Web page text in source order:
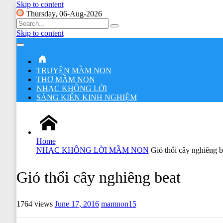
Skip to content
Thursday, 06-Aug-2026
Search
for:
Skip to content
Main
Navigation
TRUYỆN MẦM NON
THƠ MẦM NON
NHẠC KHÔNG LỜI
SÁNG KIẾN KINH NGHIỆM
Home
NHẠC KHÔNG LỜI MẦM NON Gió thổi cây nghiêng
Gió thổi cây nghiêng beat
1764 views June 17, 2016 mamnon15